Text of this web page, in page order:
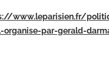
www.leparisien.fr/
par-gerald-